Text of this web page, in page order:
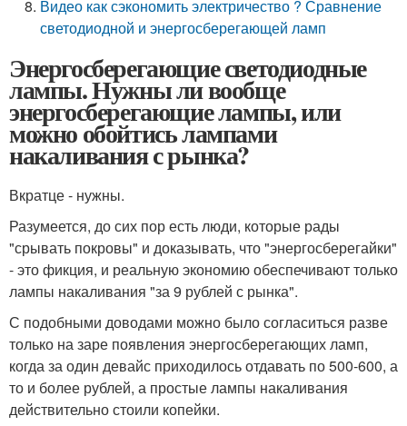
Видео как сэкономить электричество ? Сравнение
светодиодной и энергосберегающей ламп
Энергосберегающие светодиодные
лампы. Нужны ли вообще
энергосберегающие лампы, или
можно обойтись лампами
накаливания с рынка?
Вкратце - нужны.
Разумеется, до сих пор есть люди, которые рады
"срывать покровы" и доказывать, что "энергосберегайки"
- это фикция, и реальную экономию обеспечивают только
лампы накаливания "за 9 рублей с рынка".
С подобными доводами можно было согласиться разве
только на заре появления энергосберегающих ламп,
когда за один девайс приходилось отдавать по 500-600, а
то и более рублей, а простые лампы накаливания
действительно стоили копейки.